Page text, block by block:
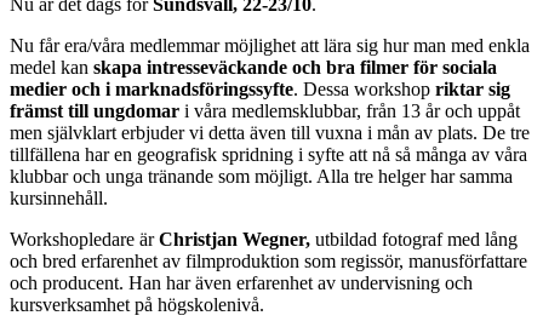
Nu är det dags förSundsvall, 22-23/10.
Nu får era/våra medlemmar möjlighet att lära sig hur man med enkla
medel kan skapa intresseväckande och bra filmer för sociala
medier och i marknadsföringssyfte. Dessa workshop riktar sig
främst till ungdomar i våra medlemsklubbar, från 13 år och uppåt
men självklart erbjuder vi detta även till vuxna i mån av plats. De tre
tillfällena har en geografisk spridning i syfte att nå så många av våra
klubbar och unga tränande som möjligt. Alla tre helger har samma
kursinnehåll.
Workshopledare ärChristjan Wegner, utbildad fotograf med lång
och bred erfarenhet av filmproduktion som regissör, manusförfattare
och producent. Han har även erfarenhet av undervisning och
kursverksamhet på högskolenivå.